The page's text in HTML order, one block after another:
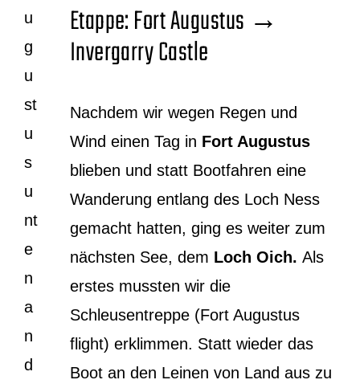
u
g
u
st
u
s
u
nt
e
n
a
n
d
Etappe: Fort Augustus →
Invergarry Castle
Nachdem wir wegen Regen und
Wind einen Tag in Fort Augustus
blieben und statt Bootfahren eine
Wanderung entlang des Loch Ness
gemacht hatten, ging es weiter zum
nächsten See, dem Loch Oich. Als
erstes mussten wir die
Schleusentreppe (Fort Augustus
flight) erklimmen. Statt wieder das
Boot an den Leinen von Land aus zu